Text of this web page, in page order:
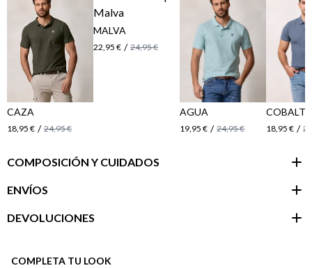
CAZA
18,95 € / 24,95 €
MALVA
22,95 € / 24,95 €
AGUA
19,95 € / 24,95 € 18,95 € /
COMPOSICIÓN Y CUIDADOS
ENVÍOS
DEVOLUCIONES
cliente
COMPLETA TU LOOK